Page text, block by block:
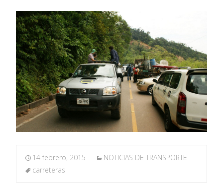
14 febrero, 2015
NOTICIAS DE TRANSPORTE
carreteras